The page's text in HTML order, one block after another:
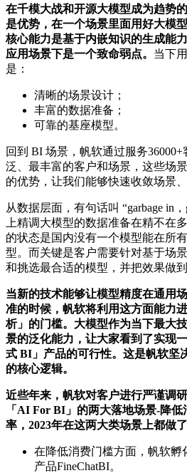
在千模大战和开源大模型成为趋势
是优势，在一个场景里面用好大模
核心能力是基于内嵌知识的生成能
应用场景下是一个致命弱点。 当下
是：
清晰的场景设计；
丰富的数据准备；
可靠的基座模型。
回到 BI 场景，帆软通过服务
泛、最丰富的客户和场景，这些场
的优势，让我们能够快速收敛场景、
从数据层面，有句话叫 “garbage in
上精调大模型的数据准备在精不在
的状态是国内没有一个模型能在所
型。而关键是客户需要针对基于场
和挑选最合适的模型，并把效果做到
当新的技术能够让模型精度在通用
准的时候，帆软将利用这方面能力
析」的门槛。大模型作为当下最大
景的泛化能力，让大家看到了实现
式 BI」产品的可行性。这是帆软坚
的核心逻辑。
近些年来，帆软对客户进行严谨调
「AI For BI」的两大落地场景-降
率，2023年在这两大类场景上都做
在降低消费门槛方面，帆软孵
产品FineChatBI。